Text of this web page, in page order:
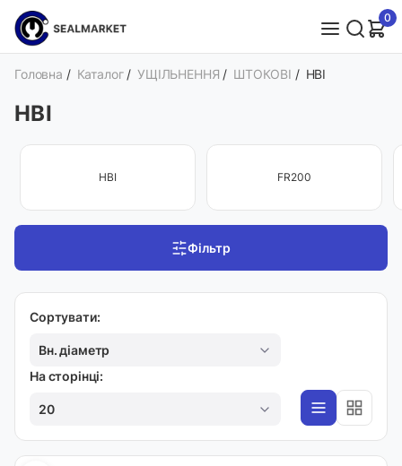
0
Головна / Каталог /УЩІЛЬНЕННЯ / ШТОКОВІ / HBI
HBI
HBI FR200
Фільтр
Сортувати:
Вн. діаметр
На сторінці:
20